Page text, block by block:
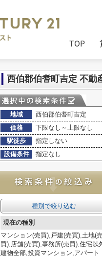
TOP
西伯郡伯耆町吉定 不動
地域
西伯郡伯耆町吉定
価格
下限なし～上限なし
駅徒歩
指定しない
設備条件
指定なし
種別で絞り込む
現在の種別
マンション(売買),戸建(売買),土地(売
買),店舗(売買),事務所(売買),住宅以
建物全部,投資マンション,アパート